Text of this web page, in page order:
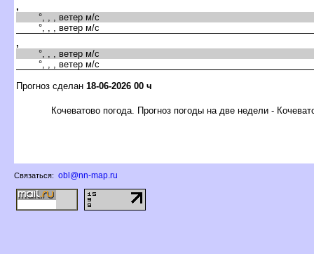
,
°, , , ветер м/с
°, , , ветер м/с
,
°, , , ветер м/с
°, , , ветер м/с
Прогноз сделан 18-06-2026 00 ч
Кочеватово погода. Прогноз погоды на две недели -
Связаться: obl@nn-map.ru